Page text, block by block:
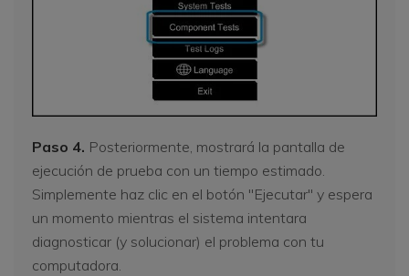
Paso 4. Posteriormente, mostrará la pantalla de
ejecución de prueba con un tiempo estimado.
Simplemente haz clic en el botón "Ejecutar" y espera
un momento mientras el sistema intentara
diagnosticar (y solucionar) el problema con tu
computadora.